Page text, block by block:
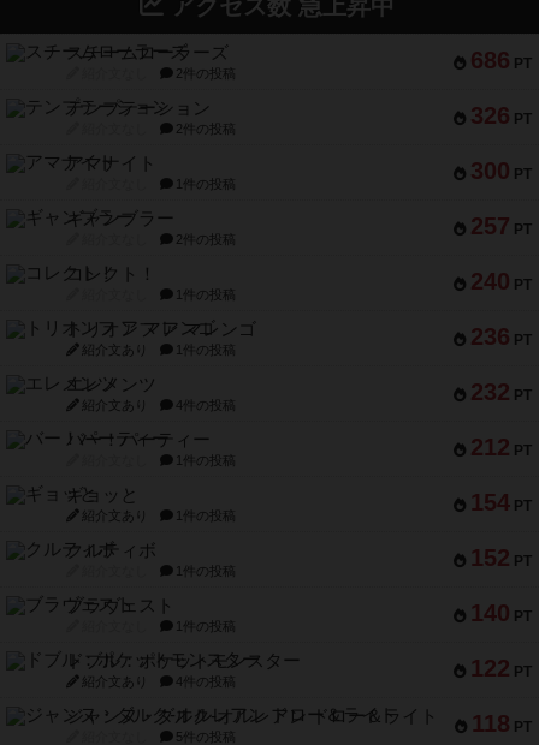
アクセス数 急上昇中
686 PT
スチームローラーズ
2件の投稿
326 PT
テンプテーション
2件の投稿
300 PT
アマナイト
1件の投稿
257 PT
ギャンブラー
2件の投稿
240 PT
コレクト！
1件の投稿
236 PT
トリオンフ ア マレンゴ
紹介文あり 1件の投稿
232 PT
エレメンツ
紹介文あり 4件の投稿
212 PT
バー！パーティー
1件の投稿
154 PT
ギョッと
紹介文あり 1件の投稿
152 PT
クルティボ
1件の投稿
140 PT
ブラヴェスト
1件の投稿
122 PT
ドブル：ポケットモンスター
紹介文あり 4件の投稿
118 PT
ジャンヌ・ダルク-オルレアン ドロー＆ライト
5件の投稿